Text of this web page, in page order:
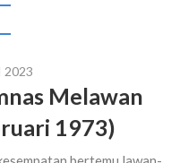
2023
Melawan
1973)